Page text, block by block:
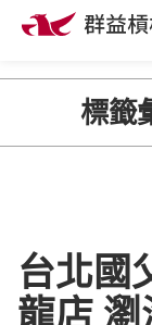
標籤
台北國
龍店